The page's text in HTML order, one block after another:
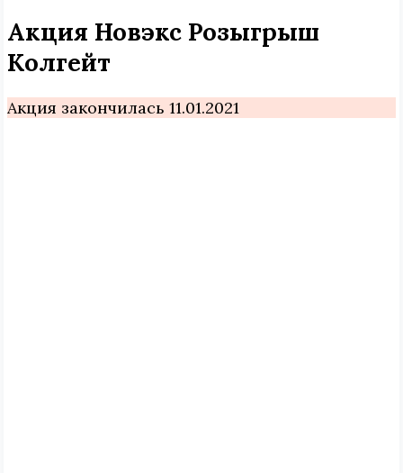
Акция Новэкс Розыгрыш
Колгейт
Акция закончилась 11.01.2021